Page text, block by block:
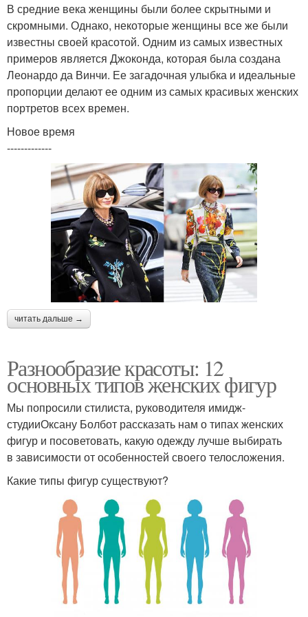
В средние века женщины были более скрытными и
скромными. Однако, некоторые женщины все же были
известны своей красотой. Одним из самых известных
примеров является Джоконда, которая была создана
Леонардо да Винчи. Ее загадочная улыбка и идеальные
пропорции делают ее одним из самых красивых женских
портретов всех времен.
Новое время
-------------
читать дальше →
Разнообразие красоты: 12
основных типов женских фигур
Мы попросили стилиста, руководителя имидж-
студииОксану Болбот рассказать нам о типах женских
фигур и посоветовать, какую одежду лучше выбирать
в зависимости от особенностей своего телосложения.
Какие типы фигур существуют?